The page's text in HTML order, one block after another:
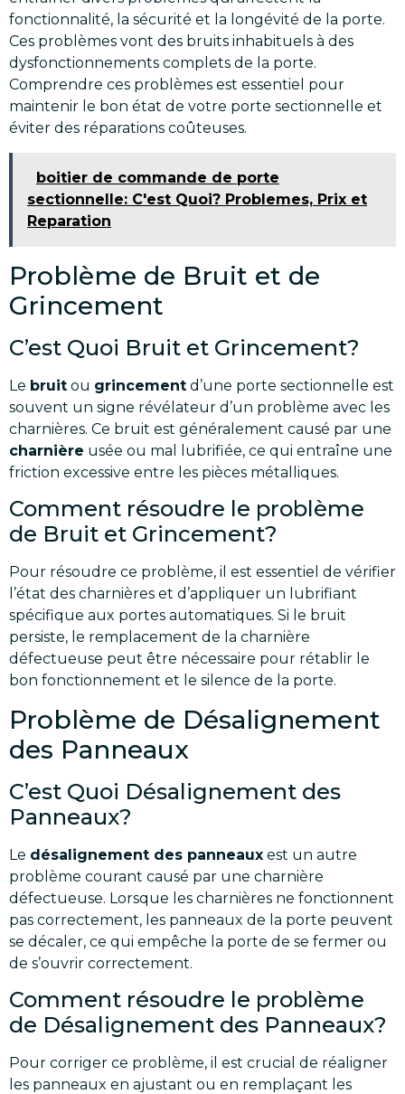
fonctionnalité, la sécurité et la longévité de la porte.
Ces problèmes vont des bruits inhabituels à des
dysfonctionnements complets de la porte.
Comprendre ces problèmes est essentiel pour
maintenir le bon état de votre porte sectionnelle et
éviter des réparations coûteuses.
boitier de commande de porte
sectionnelle: C'est Quoi? Problemes, Prix et
Reparation
Problème de Bruit et de
Grincement
C’est Quoi Bruit et Grincement?
Le bruit ou grincement d’une porte sectionnelle est
souvent un signe révélateur d’un problème avec les
charnières. Ce bruit est généralement causé par une
charnière usée ou mal lubrifiée, ce qui entraîne une
friction excessive entre les pièces métalliques.
Comment résoudre le problème
de Bruit et Grincement?
Pour résoudre ce problème, il est essentiel de vérifier
l’état des charnières et d’appliquer un lubrifiant
spécifique aux portes automatiques. Si le bruit
persiste, le remplacement de la charnière
défectueuse peut être nécessaire pour rétablir le
bon fonctionnement et le silence de la porte.
Problème de Désalignement
des Panneaux
C’est Quoi Désalignement des
Panneaux?
Le désalignement des panneaux est un autre
problème courant causé par une charnière
défectueuse. Lorsque les charnières ne fonctionnent
pas correctement, les panneaux de la porte peuvent
se décaler, ce qui empêche la porte de se fermer ou
de s’ouvrir correctement.
Comment résoudre le problème
de Désalignement des Panneaux?
Pour corriger ce problème, il est crucial de réaligner
les panneaux en ajustant ou en remplaçant les